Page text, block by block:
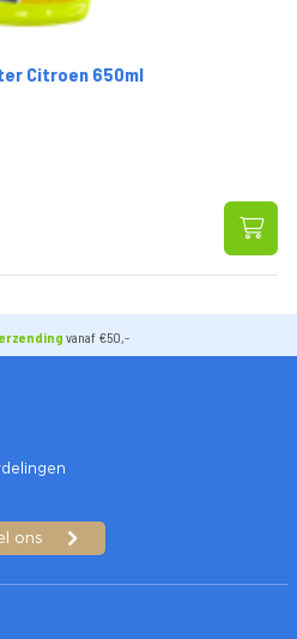
Citroen 650ml
vanaf €50,-